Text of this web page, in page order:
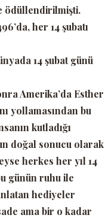
ödüllendirilmişti.
her 14 şubatı
14 şubat günü
Amerika’da Esther
yollamasından bu
kutladığı
doğal sonucu olarak
herkes her yıl 14
günün ruhu ile
hediyeler
ama bir o kadar